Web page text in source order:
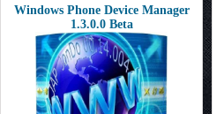
Windows Phone Device Manager
1.3.0.0 Beta